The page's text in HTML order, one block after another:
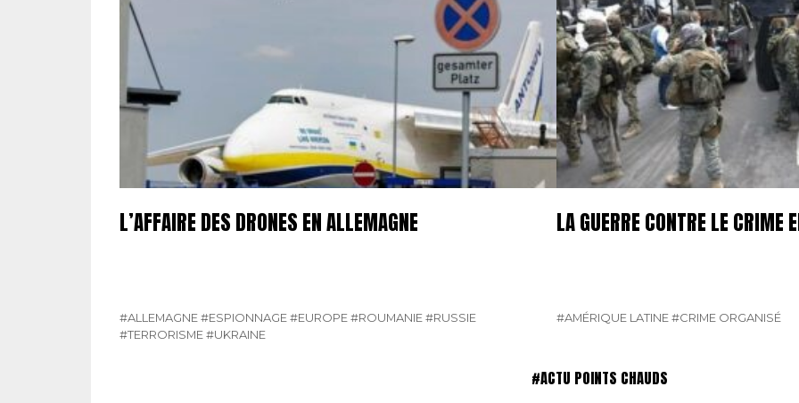
L’AFFAIRE DES DRONES EN ALLEMAGNE
#ALLEMAGNE#ESPIONNAGE#EUROPE#ROUMANIE#RUSSIE
#TERRORISME#UKRAINE
LA GUERRE CONTRE LE CRIME
#AMÉRIQUE LATINE#CRIME ORGANISÉ
#ACTU POINTS CHAUDS